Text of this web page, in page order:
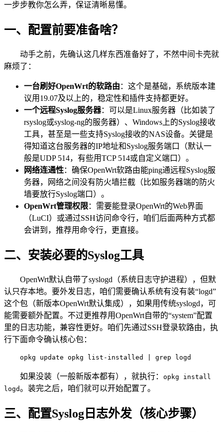
一步步教你怎么弄，保证清晰易懂。
一、配置前要准备啥？
动手之前，先确认这几样东西准备好了，不然中间卡壳就
麻烦了：
一台刷好OpenWrt的软路由 ：这个是基础，系统版本建
议用19.07及以上的，稳定性和插件支持都更好。
一个远程Syslog服务器：可以是Linux服务器（比如装了
rsyslog或syslog-ng的服务器）、Windows上的Syslog接收
工具，甚至是一些支持Syslog接收的NAS设备。关键是
得知道这台服务器的IP地址和Syslog服务端口（默认一
般是UDP 514，有些用TCP 514或自定义端口）。
网络连通性：确保OpenWrt软路由能ping通远程Syslog服
务器，网络之间没有防火墙拦截（比如服务器端的防火
墙要放行Syslog端口）。
OpenWrt管理权限：需要能登录OpenWrt的Web界面
（LuCI）或通过SSH访问命令行，咱们后面两种方式都
会讲到，推荐用命令行，更直接。
二、安装必要的Syslog工具
OpenWrt默认自带了syslogd（系统日志守护进程），但默
认只存本地。要外发日志，咱们需要确认系统有没有装“logd”
这个包（新版本OpenWrt默认集成），如果用传统syslogd，可
能需要额外配置。不过更推荐用OpenWrt自带的“system”配置
里的日志功能，兼容性更好。咱们先通过SSH登录软路由，执
行下面命令确认核心包：
opkg update opkg list-installed | grep logd
如果没装（一般新版本都有），就执行： opkg install
logd。装完之后，咱们就可以开始配置了。
三、配置Syslog日志外发（核心步骤）